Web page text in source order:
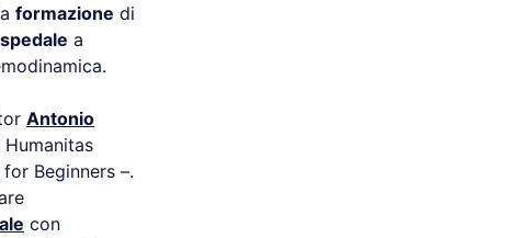
formazione di
a
Antonio
Humanitas
Beginners –.
con